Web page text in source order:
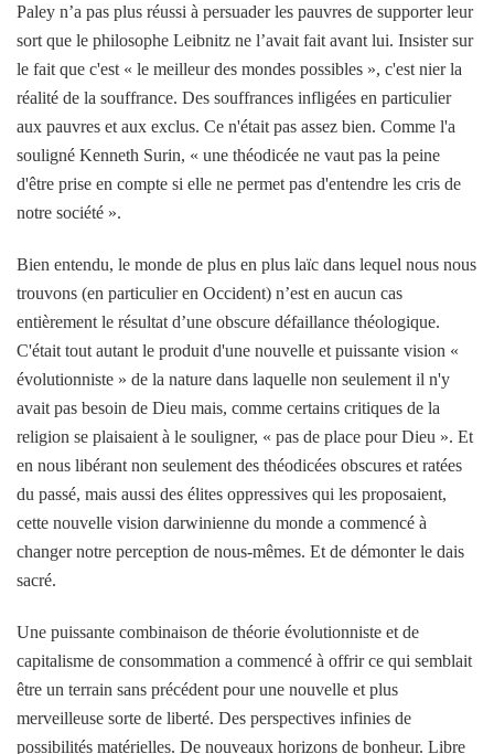
Paley n’a pas plus réussi à persuader les pauvres de supporter leur
sort que le philosophe Leibnitz ne l’avait fait avant lui. Insister sur
le fait que c'est « le meilleur des mondes possibles », c'est nier la
réalité de la souffrance. Des souffrances infligées en particulier
aux pauvres et aux exclus. Ce n'était pas assez bien. Comme l'a
souligné Kenneth Surin, « une théodicée ne vaut pas la peine
d'être prise en compte si elle ne permet pas d'entendre les cris de
notre société ».
Bien entendu, le monde de plus en plus laïc dans lequel nous nous
trouvons (en particulier en Occident) n’est en aucun cas
entièrement le résultat d’une obscure défaillance théologique.
C'était tout autant le produit d'une nouvelle et puissante vision «
évolutionniste » de la nature dans laquelle non seulement il n'y
avait pas besoin de Dieu mais, comme certains critiques de la
religion se plaisaient à le souligner, « pas de place pour Dieu ». Et
en nous libérant non seulement des théodicées obscures et ratées
du passé, mais aussi des élites oppressives qui les proposaient,
cette nouvelle vision darwinienne du monde a commencé à
changer notre perception de nous-mêmes. Et de démonter le dais
sacré.
Une puissante combinaison de théorie évolutionniste et de
capitalisme de consommation a commencé à offrir ce qui semblait
être un terrain sans précédent pour une nouvelle et plus
merveilleuse sorte de liberté. Des perspectives infinies de
possibilités matérielles. De nouveaux horizons de bonheur. Libre